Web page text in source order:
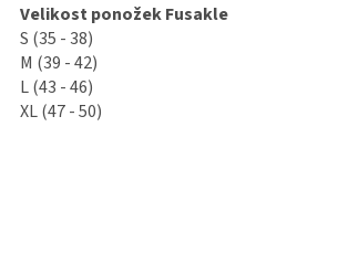
Velikost ponožek Fusakle
S (35 - 38)
M (39 - 42)
L (43 - 46)
XL (47 - 50)